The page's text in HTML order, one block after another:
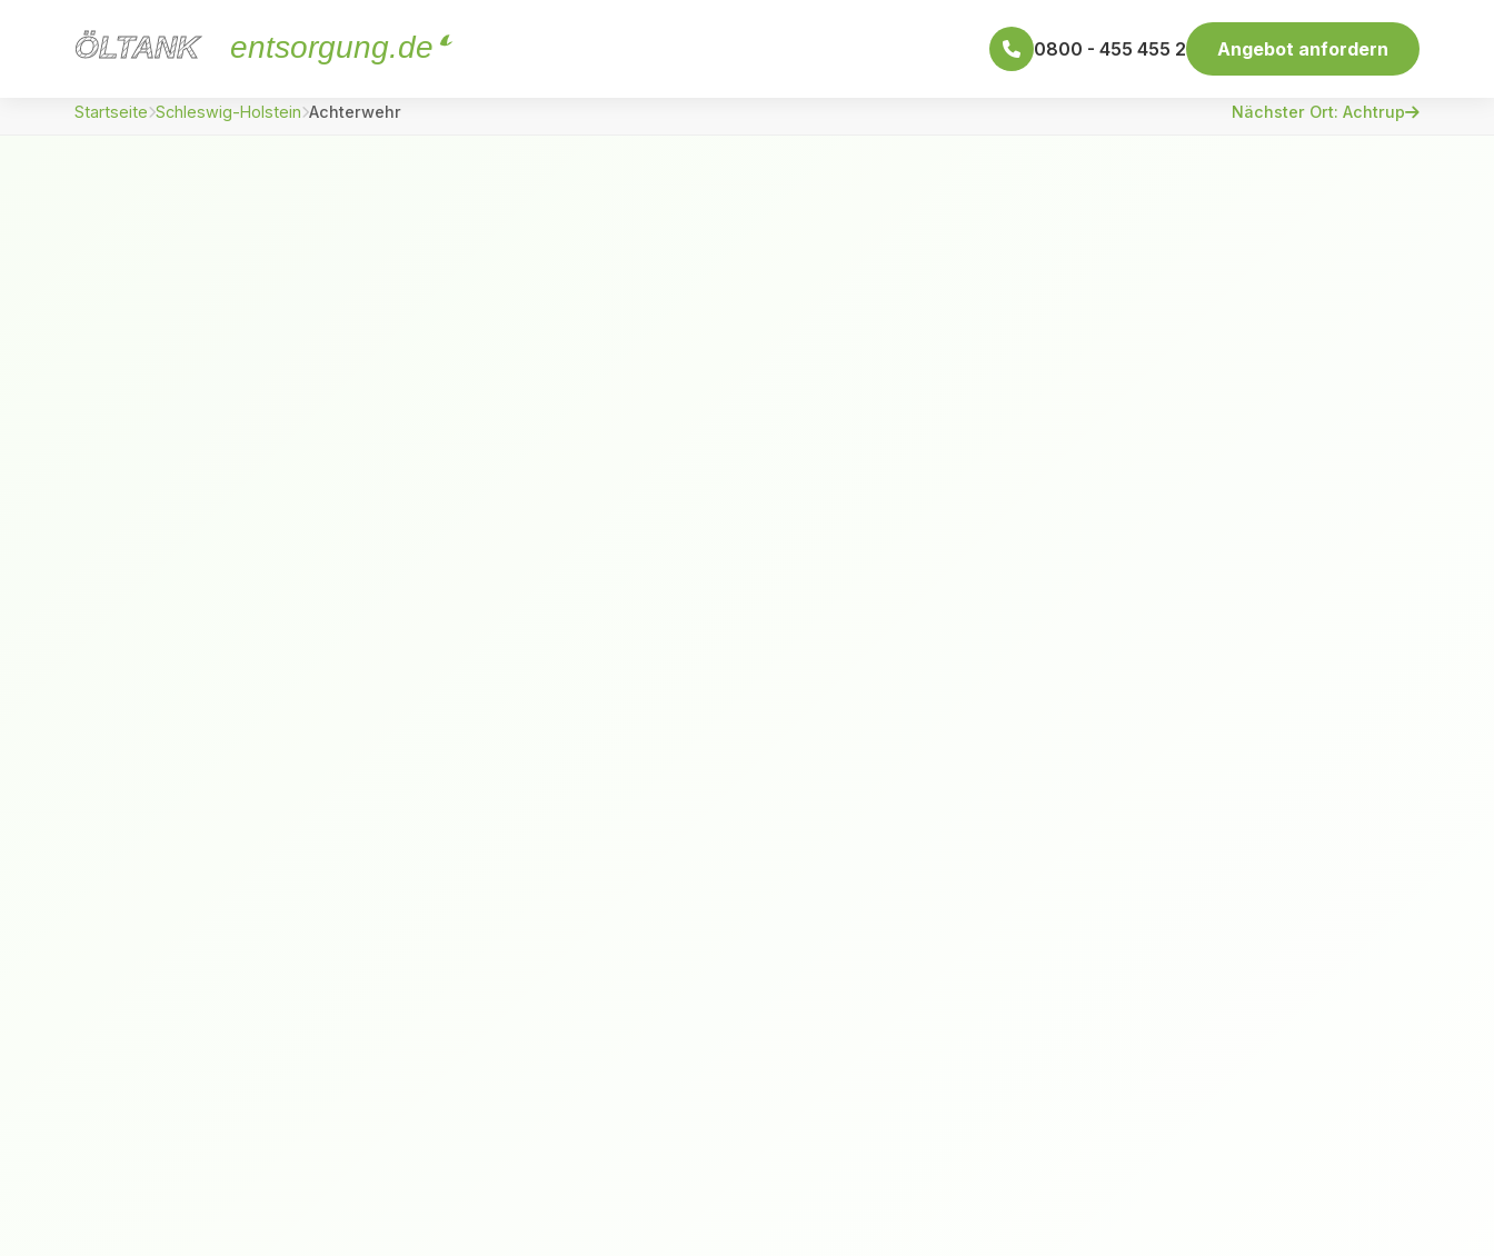
ÖLTANK
ÖLTANK entsorgung.de 0800 - 455 455 2 Angebot anfordern
Startseite Schleswig-Holstein Achterwehr Nächster Ort: Achtrup